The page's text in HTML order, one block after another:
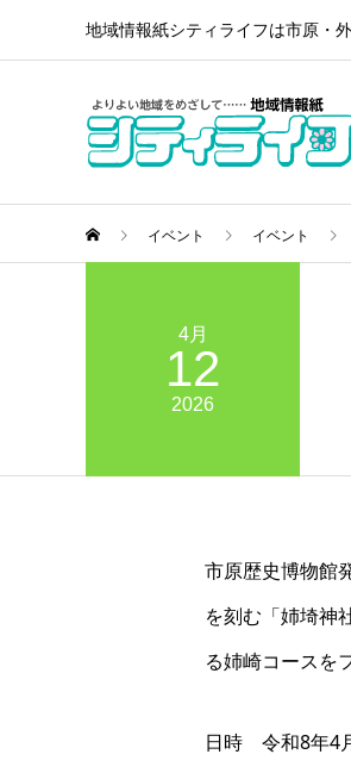
地域情報紙シティライフは市原・
イベント イベント
4月
12
2026
市原歴史博物館
を刻む「姉埼神
る姉崎コースを
日時 令和8年4